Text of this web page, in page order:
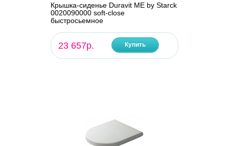
Крышка-сиденье Duravit ME by Starck
0020090000 soft-close
быстросьемное
23 657р. Купить